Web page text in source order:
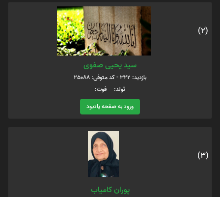
(2)
سید یحیی صفوی
بازدید: 322 - کد متوفی: 25088
تولد: فوت:
ورود به صفحه یادبود
(3)
پوران كامياب